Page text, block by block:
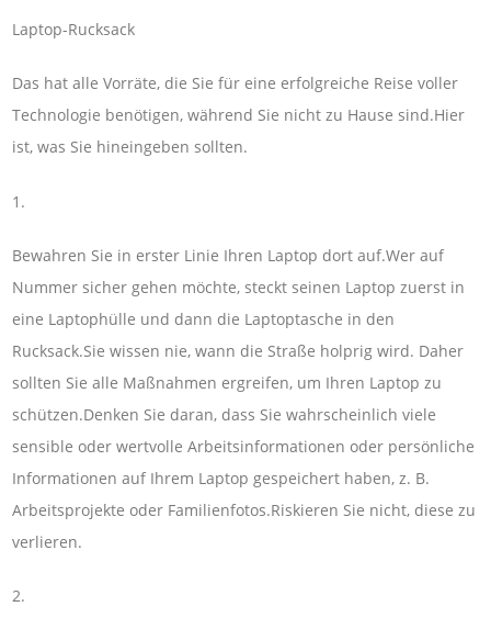
Laptop-Rucksack
Das hat alle Vorräte, die Sie für eine erfolgreiche Reise voller
Technologie benötigen, während Sie nicht zu Hause sind.Hier
ist, was Sie hineingeben sollten.
1.
Bewahren Sie in erster Linie Ihren Laptop dort auf.Wer auf
Nummer sicher gehen möchte, steckt seinen Laptop zuerst in
eine Laptophülle und dann die Laptoptasche in den
Rucksack.Sie wissen nie, wann die Straße holprig wird. Daher
sollten Sie alle Maßnahmen ergreifen, um Ihren Laptop zu
schützen.Denken Sie daran, dass Sie wahrscheinlich viele
sensible oder wertvolle Arbeitsinformationen oder persönliche
Informationen auf Ihrem Laptop gespeichert haben, z. B.
Arbeitsprojekte oder Familienfotos.Riskieren Sie nicht, diese zu
verlieren.
2.